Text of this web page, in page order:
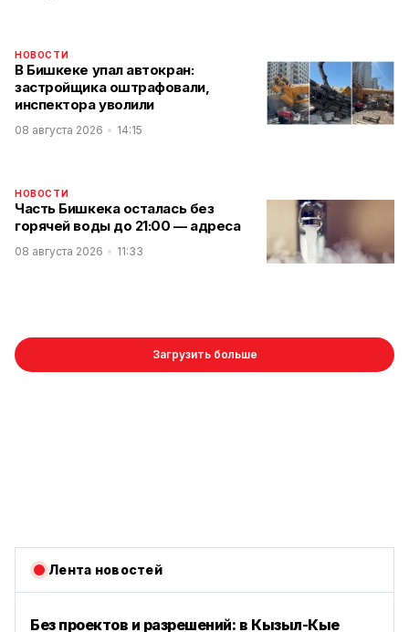
НОВОСТИ
В Бишкеке упал автокран:
застройщика оштрафовали,
инспектора уволили
08 августа 2026 14:15
НОВОСТИ
Часть Бишкека осталась без
горячей воды до 21:00 — адреса
08 августа 2026 11:33
Загрузить больше
Лента новостей
Без проектов и разрешений: в Кызыл-Кые